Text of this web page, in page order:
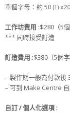
單個字母：約 50 (L)
工作坊費用 :$280（5
*** 同時接受訂造
訂造費用 :$380（5個
– 製作期一般為付款後
– 可到 Make Centre
自訂 / 個人化選項 :